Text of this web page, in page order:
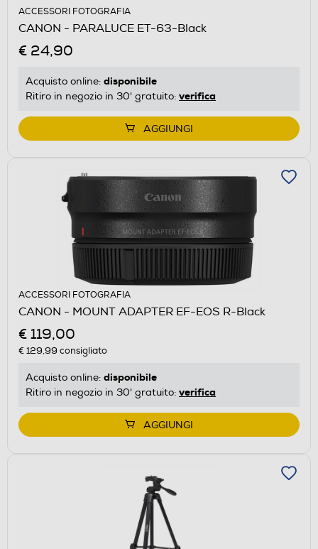
ACCESSORI FOTOGRAFIA
CANON - PARALUCE ET-63-Black
€ 24,90
Acquisto online: disponibile
Ritiro in negozio in 30' gratuito: verifica
AGGIUNGI
ACCESSORI FOTOGRAFIA
CANON - MOUNT ADAPTER EF-EOS R-Black
€ 119,00
€ 129,99 consigliato
Acquisto online: disponibile
Ritiro in negozio in 30' gratuito: verifica
AGGIUNGI